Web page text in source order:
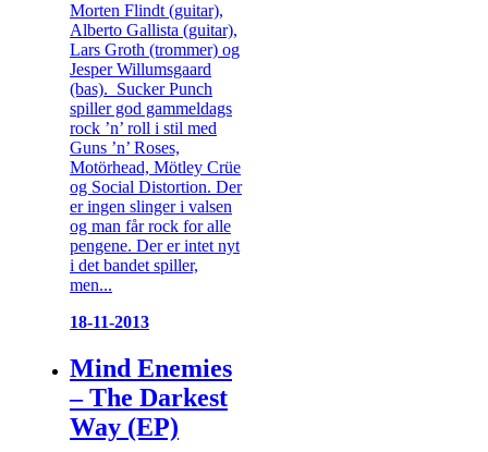
Morten Flindt (guitar),
Alberto Gallista (guitar),
Lars Groth (trommer) og
Jesper Willumsgaard
(bas). Sucker Punch
spiller god gammeldags
rock ’n’ roll i stil med
Guns ’n’ Roses,
Motörhead, Mötley Crüe
og Social Distortion. Der
er ingen slinger i valsen
og man får rock for alle
pengene. Der er intet nyt
i det bandet spiller,
men...
18-11-2013
Mind Enemies
– The Darkest
Way (EP)